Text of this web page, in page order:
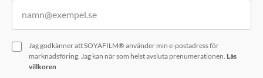
Jag godkänner att SOYAFILM® använder min e-postadress för
marknadsföring. Jag kan när som helst avsluta prenumerationen. Läs
villkoren